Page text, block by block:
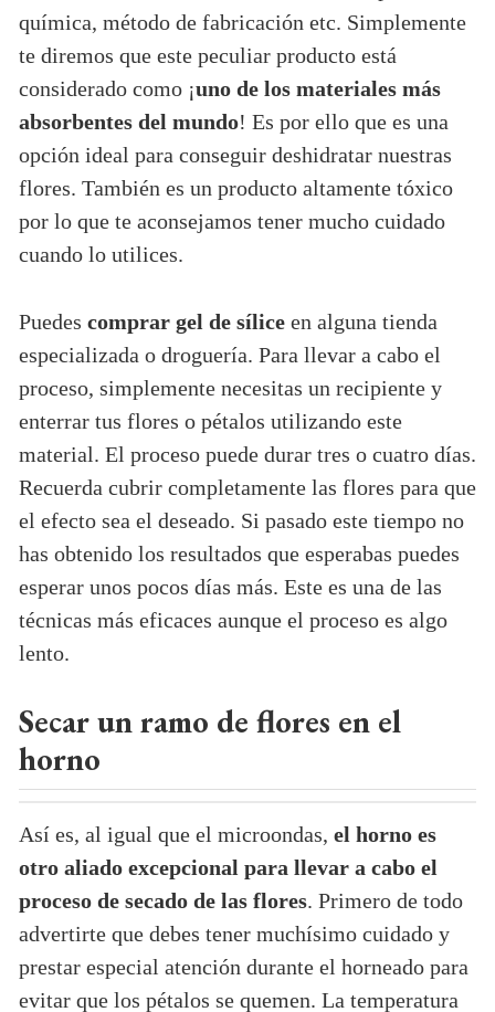
química, método de fabricación etc. Simplemente
te diremos que este peculiar producto está
considerado como ¡uno de los materiales más
absorbentes del mundo! Es por ello que es una
opción ideal para conseguir deshidratar nuestras
flores. También es un producto altamente tóxico
por lo que te aconsejamos tener mucho cuidado
cuando lo utilices.
Puedes comprar gel de sílice en alguna tienda
especializada o droguería. Para llevar a cabo el
proceso, simplemente necesitas un recipiente y
enterrar tus flores o pétalos utilizando este
material. El proceso puede durar tres o cuatro días.
Recuerda cubrir completamente las flores para que
el efecto sea el deseado. Si pasado este tiempo no
has obtenido los resultados que esperabas puedes
esperar unos pocos días más. Este es una de las
técnicas más eficaces aunque el proceso es algo
lento.
Secar un ramo de flores en el
horno
Así es, al igual que el microondas, el horno es
otro aliado excepcional para llevar a cabo el
proceso de secado de las flores. Primero de todo
advertirte que debes tener muchísimo cuidado y
prestar especial atención durante el horneado para
evitar que los pétalos se quemen. La temperatura